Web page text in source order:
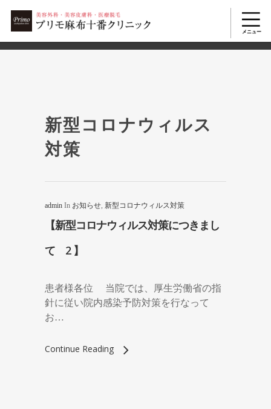
新型コロナウィルス
対策
admin In お知らせ, 新型コロナウィルス対策
【新型コロナウィルス対策につきまし
て 2 】
患者様各位 当院では、厚生労働省の指
針に従い院内感染予防対策を行なって
お…
Continue Reading